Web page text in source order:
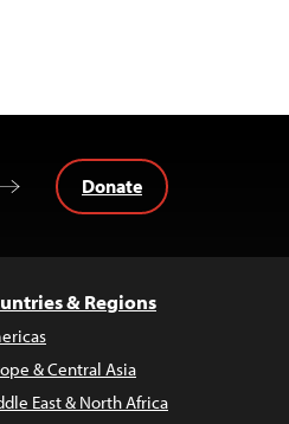
Donate
& Regions
& Central Asia
East & North Africa